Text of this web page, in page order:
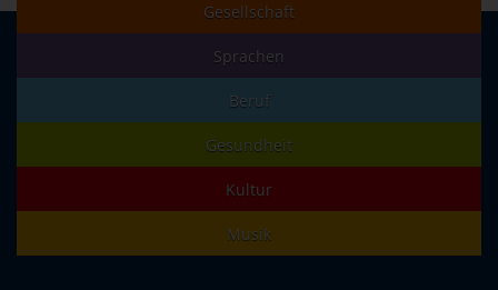
Gesellschaft
Sprachen
Beruf
Gesundheit
Kultur
Musik